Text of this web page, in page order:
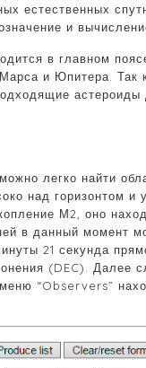
естественных
и
в главном
и Юпитера. Так
астероиды
легко найти
над горизонтом
М2, оно
в данный момент
21 секунда
(DEC). Далее
“Observers”